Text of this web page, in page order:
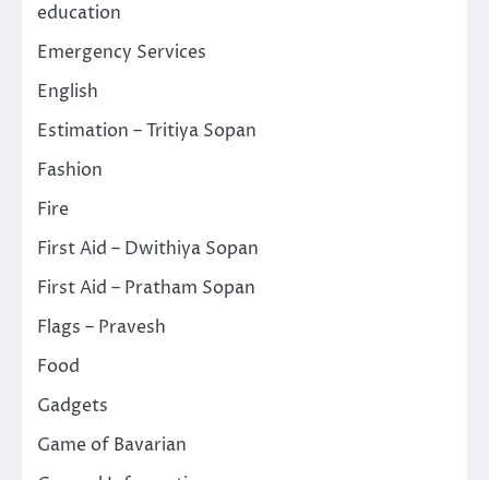
education
Emergency Services
English
Estimation – Tritiya Sopan
Fashion
Fire
First Aid – Dwithiya Sopan
First Aid – Pratham Sopan
Flags – Pravesh
Food
Gadgets
Game of Bavarian